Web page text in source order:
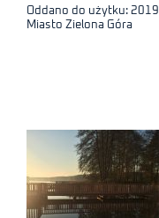
Oddano do użytku: 2019
Miasto Zielona Góra